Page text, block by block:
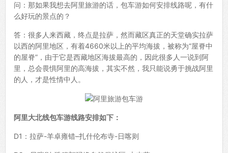
问：那如果我想去阿里旅游的话，包车游如何安排线路呢，有什
么好玩的景点的？
答：很多人来西藏，终点是拉萨，然而藏区真正的天堂确实拉萨
以西的阿里地区，有着4660米以上的平均海拔，被称为“屋脊中
的屋脊”，由于它是西藏地区海拔最高的，因此很多人一说到阿
里，总会畏惧阿里的高海拔，其实不然，我只能说勇于挑战阿里
的人，才是性情中人。
阿里大北线包车游线路安排如下：
D1：拉萨-羊卓雍错–扎什伦布寺-日喀则